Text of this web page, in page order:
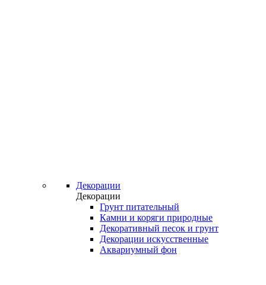
Декорации
Декорации
Грунт питательный
Камни и коряги природные
Декоративный песок и грунт
Декорации искусственные
Аквариумный фон